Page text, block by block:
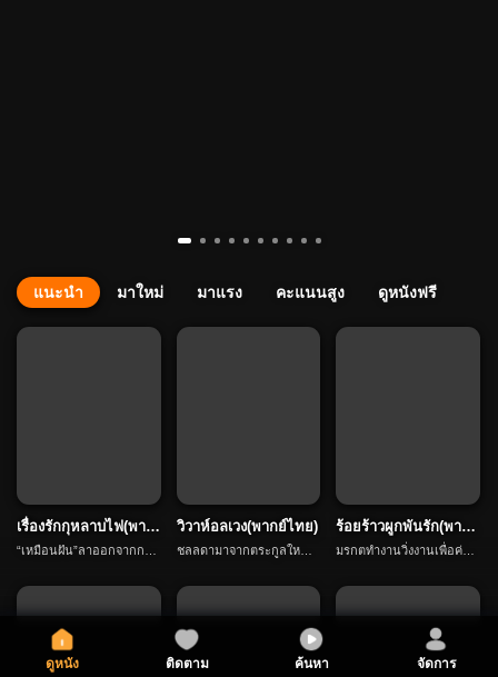
แนะนำ มาใหม่ มาแรง คะแนนสูง ดูหนังฟรี
เรื่องรักกุหลาบไฟ(พาก
ย์ไทย)
“เหมือนฝัน”ลาออกจากการ
พื่ออนาคตของแฟน “คชา”
ซึ่งกลายเป็นบริษัททางการเ
งินอันดับหนึ่งในเจ็ดปี คชาเ
รียนจบได้ภายใต้การช่วยเห
วิวาห์อลเวง(พากย์ไทย)
ชลลดามาจากตระกูลใหญ่โ
ตนะเพื่อแต่งงานกับเจตรินเ
อ แต่เจตรินก็ได้พบกับอัญริ
นทร์ที่กำลังจะกลายเป็นคน
ชนชั้นสูง เจตรินจึงหย่ากับช
ร้อยร้าวผูกพันรัก(พากย์
ไทย)
มรกตทำงานวิ่งงานเพื่อค่าเ
ากและซับซ้อนกับกิตติชัย ม
ขายตัวเขาให้ชายแก่เพื่อค่า
สินสอดสองล้านห้าแสนบา
ท มรกตเพื่อหนีจากการควบ
ดูหนัง ติดตาม ค้นหา จัดการ